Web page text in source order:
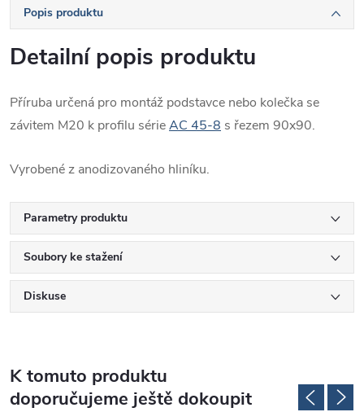
Popis produktu
Detailní popis produktu
Příruba určená pro montáž podstavce nebo kolečka se
závitem M20 k profilu sérieAC 45-8 s řezem 90x90.
Vyrobené z anodizovaného hliníku.
Parametry produktu
Soubory ke stažení
Diskuse
K tomuto produktu
doporučujeme ještě dokoupit